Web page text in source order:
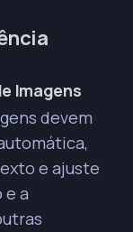
Imagens
devem
e ajuste
e a